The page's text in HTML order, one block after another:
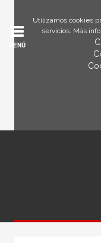
Utilizamos cookies
servicios. Más
MENÚ